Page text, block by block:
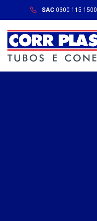
SAC 0300 115 1500